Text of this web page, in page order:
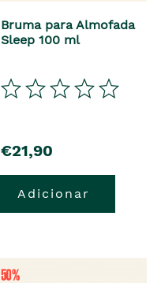
Bruma para Almofada
Sleep 100 ml
€21,90
Adicionar